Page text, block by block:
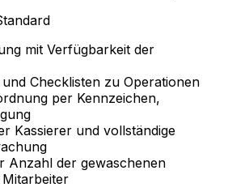
von KI, um Ihren
Routineaufgaben
für alle Fahrzeugtypen mit
mit Verfügbarkeit der
Checklisten zu Operationen
per Kennzeichen,
Kassierer und vollständige
Anzahl der gewaschenen